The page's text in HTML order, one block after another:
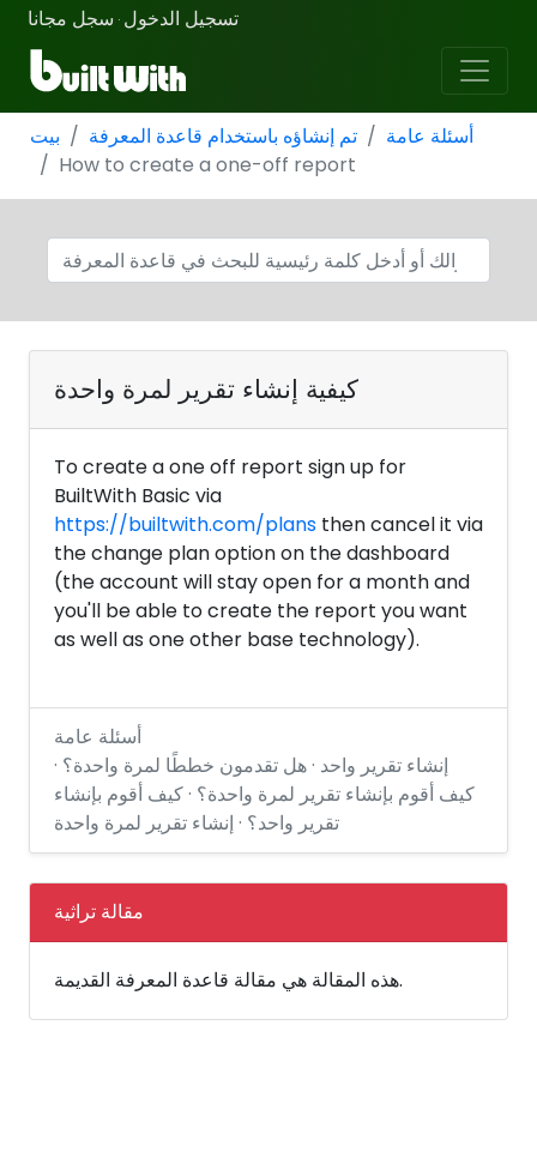
تسجيل الدخول · سجل مجانا
بيت تم إنشاؤه باستخدام قاعدة المعرفة
أسئلة عامة
How to create a one-off report
كيفية إنشاء تقرير لمرة واحدة
To create a one off report sign up for
BuiltWith Basic via
https://builtwith.com/plans then cancel it via
the change plan option on the dashboard
(the account will stay open for a month and
you'll be able to create the report you want
as well as one other base technology).
أسئلة عامة
إنشاء تقرير واحد · هل تقدمون خططًا لمرة واحدة؟ ·
كيف أقوم بإنشاء تقرير لمرة واحدة؟ · كيف أقوم بإنشاء
تقرير واحد؟ · إنشاء تقرير لمرة واحدة
مقالة تراثية
هذه المقالة هي مقالة قاعدة المعرفة القديمة.